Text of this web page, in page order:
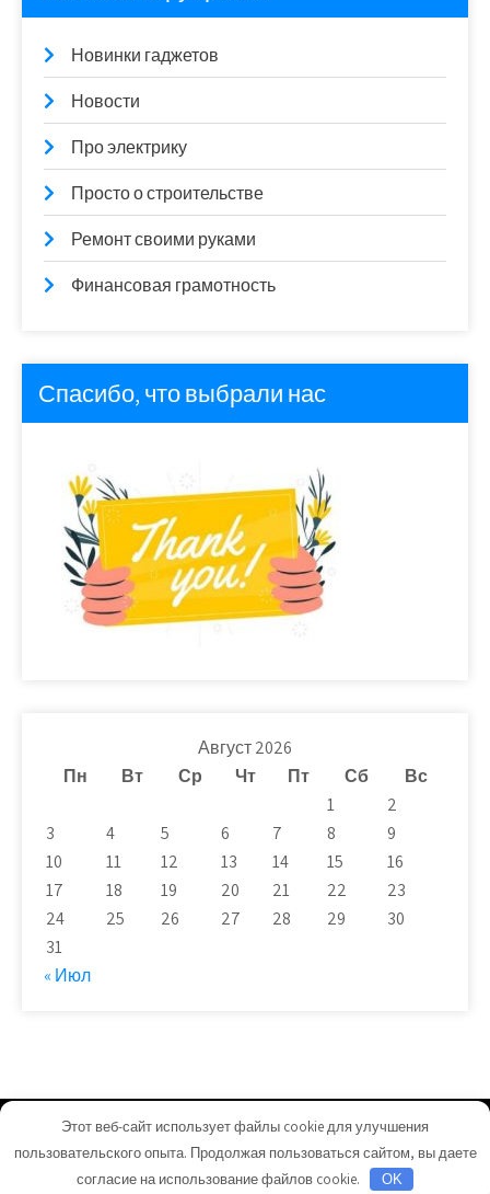
Новинки гаджетов
Новости
Про электрику
Просто о строительстве
Ремонт своими руками
Финансовая грамотность
Спасибо, что выбрали нас
Август 2026
Пн
Вт Ср Чт Пт Сб
Вс
1
2
3
4 5 6 7 8
9
10
11 12 13 14 15
16
17
18 19 20 21 22
23
24
25 26 27 28 29
30
31
« Июл
remontnk.ru - Работает на WordPress
Тема от Grace Themes
Этот веб-сайт использует файлы cookie для улучшения
пользовательского опыта. Продолжая пользоваться сайтом, вы даете
согласие на использование файлов cookie.
OK